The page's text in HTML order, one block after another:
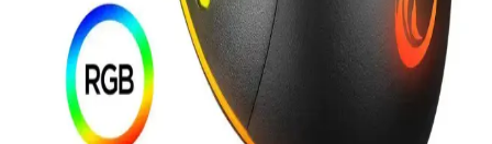
Nextstar Minix HD Black 3 Uydu Alıcısı Yüksek
Çözünürlük ve Çok Yönlü Bağlantı Özellikleriyle
Nextstar Minix HD Black 3, Full HD görüntü kalitesi, TKGS
uyumu ve çoklu bağlantı seçenekleriyle modern tasarımıyla evde
yüksek kaliteli yayın deneyimi sunar.